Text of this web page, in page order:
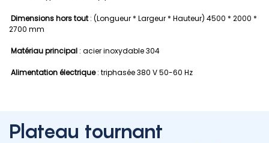
Dimensions hors tout: (Longueur * Largeur * Hauteur) 4500 * 2000 *
2700 mm
Matériau principal : acier inoxydable 304
Alimentation électrique: triphasée 380 V 50-60 Hz
Plateau tournant